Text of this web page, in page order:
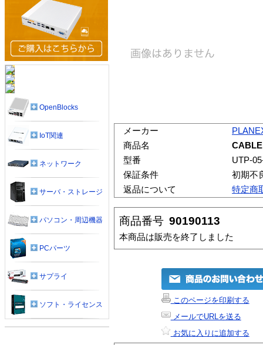
メーカー
商品名
CABLE
型番
UTP-
保証条件
初期不
返品について
特定商
商品番号 90190113
本商品は販売を終了しました
このページを印刷する
メールでURLを送る
お気に入りに追加する
OpenBlocks
IoT関連
ネットワーク
サーバ・ストレージ
パソコン・周辺機器
PCパーツ
サプライ
ソフト・ライセンス